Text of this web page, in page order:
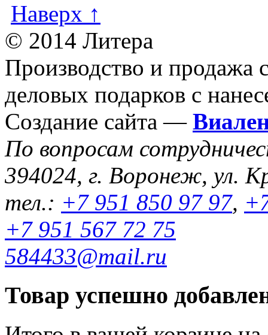
Наверх ↑
© 2014 Литера
Производство и продажа
деловых подарков с
Создание сайта —
По вопросам
394024, г. Воронеж, ул.
тел.: +7 951 850 97 97,
+7 951 567 72 75
584433@mail.ru
Товар успешно